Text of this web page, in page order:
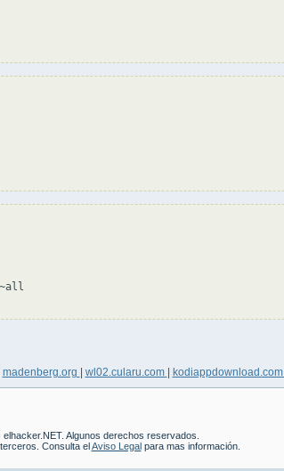
madenberg.org wl02.cularu.com kodiappdownload.com
Algunos derechos reservados.
Consulta el Aviso Legal para mas información.